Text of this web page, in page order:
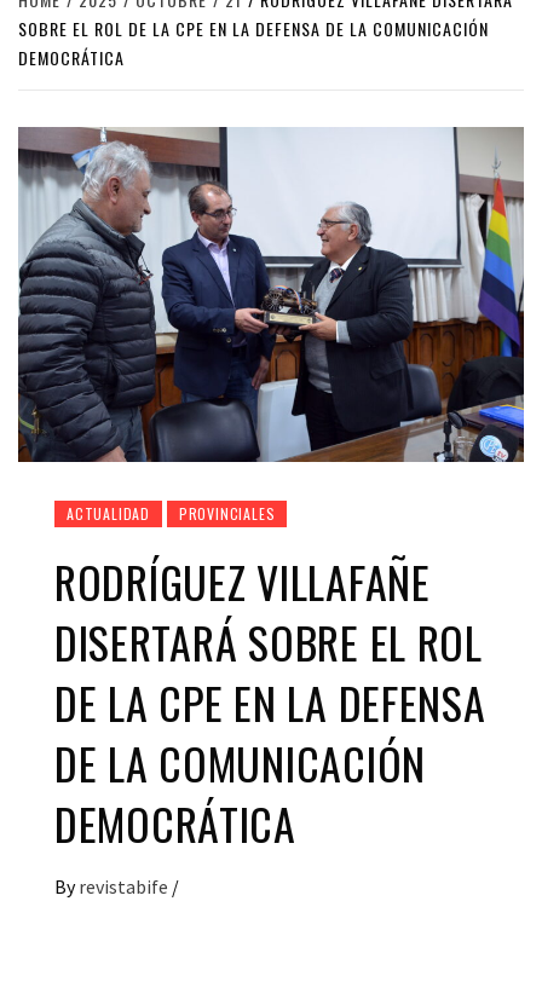
SOBRE EL ROL DE LA CPE EN LA DEFENSA DE LA COMUNICACIÓN
DEMOCRÁTICA
ACTUALIDAD PROVINCIALES
RODRÍGUEZ VILLAFAÑE
DISERTARÁ SOBRE EL ROL
DE LA CPE EN LA DEFENSA
DE LA COMUNICACIÓN
DEMOCRÁTICA
By revistabife /